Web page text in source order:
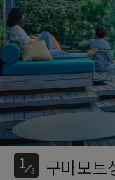
1 3 구마모토